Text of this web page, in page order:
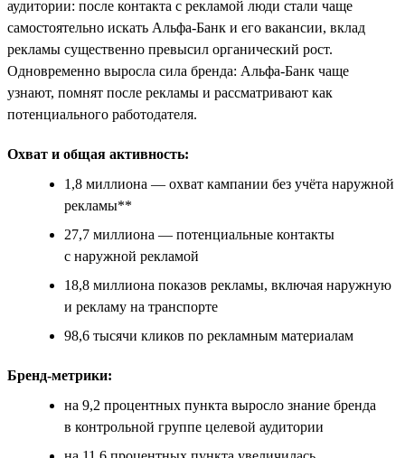
аудитории: после контакта с рекламой люди стали чаще
самостоятельно искать Альфа-Банк и его вакансии, вклад
рекламы существенно превысил органический рост.
Одновременно выросла сила бренда: Альфа-Банк чаще
узнают, помнят после рекламы и рассматривают как
потенциального работодателя.
Охват и общая активность:
1,8 миллиона — охват кампании без учёта наружной
рекламы**
27,7 миллиона — потенциальные контакты
с наружной рекламой
18,8 миллиона показов рекламы, включая наружную
и рекламу на транспорте
98,6 тысячи кликов по рекламным материалам
Бренд-метрики:
на 9,2 процентных пункта выросло знание бренда
в контрольной группе целевой аудитории